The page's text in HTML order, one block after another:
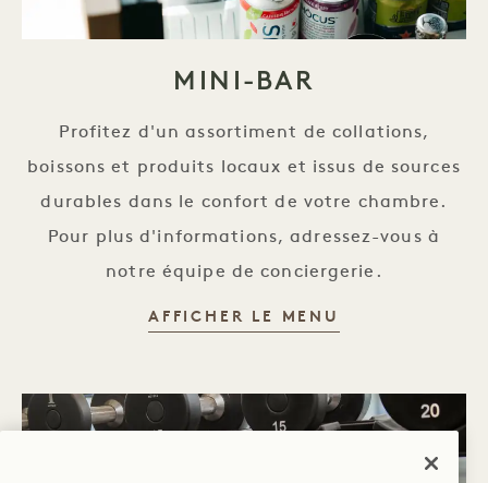
MINI-BAR
Profitez d'un assortiment de collations,
boissons et produits locaux et issus de sources
durables dans le confort de votre chambre.
Pour plus d'informations, adressez-vous à
notre équipe de conciergerie.
AFFICHER LE MENU